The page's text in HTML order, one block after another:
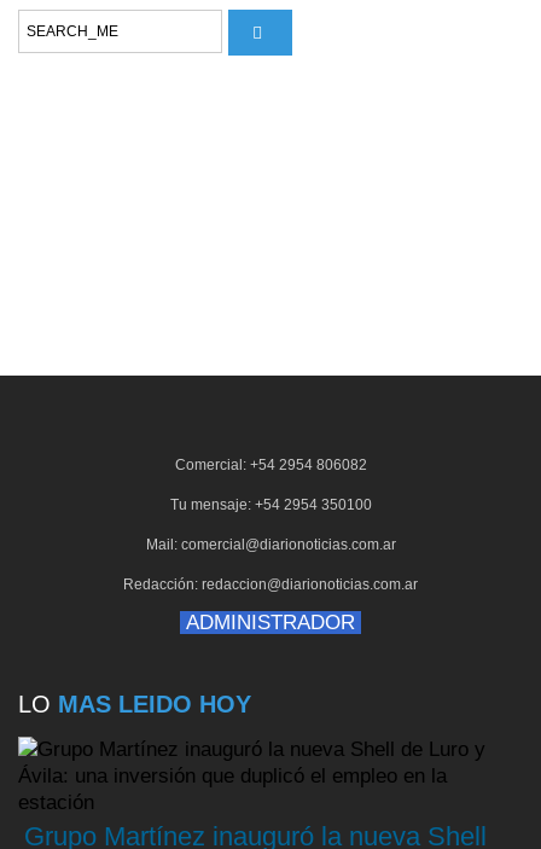
Comercial: +54 2954 806082
Tu mensaje: +54 2954 350100
Mail: comercial@diarionoticias.com.ar
Redacción: redaccion@diarionoticias.com.ar
ADMINISTRADOR
LO MAS LEIDO HOY
Grupo Martínez inauguró la nueva Shell